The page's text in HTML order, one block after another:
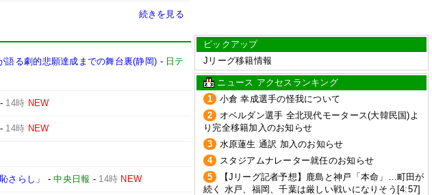
続きを見る
語る劇的悲願達成までの舞台裏(静岡) - 日テ
- 14時 NEW
- 14時 NEW
さらし」 -中央日報 - 14時 NEW
ピックアップ
Jリーグ移籍情報
ニュース アクセスランキング
1
小倉 幸成選手の怪我について
2
オベルダン選手 全北現代モータース(大韓民国)よ
り完全移籍加入のお知らせ
3
水原蓮生 通訳 加入のお知らせ
4
スタジアムナレーター就任のお知らせ
5
【Jリーグ記者予想】鹿島と神戸「本命」…町田が
続く 水戸、福岡、千葉は厳しい戦いになりそう[4:57]